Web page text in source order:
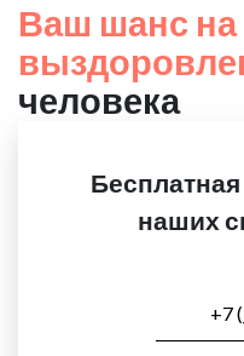
Ваш шанс на
человека
Бесплатная
наших